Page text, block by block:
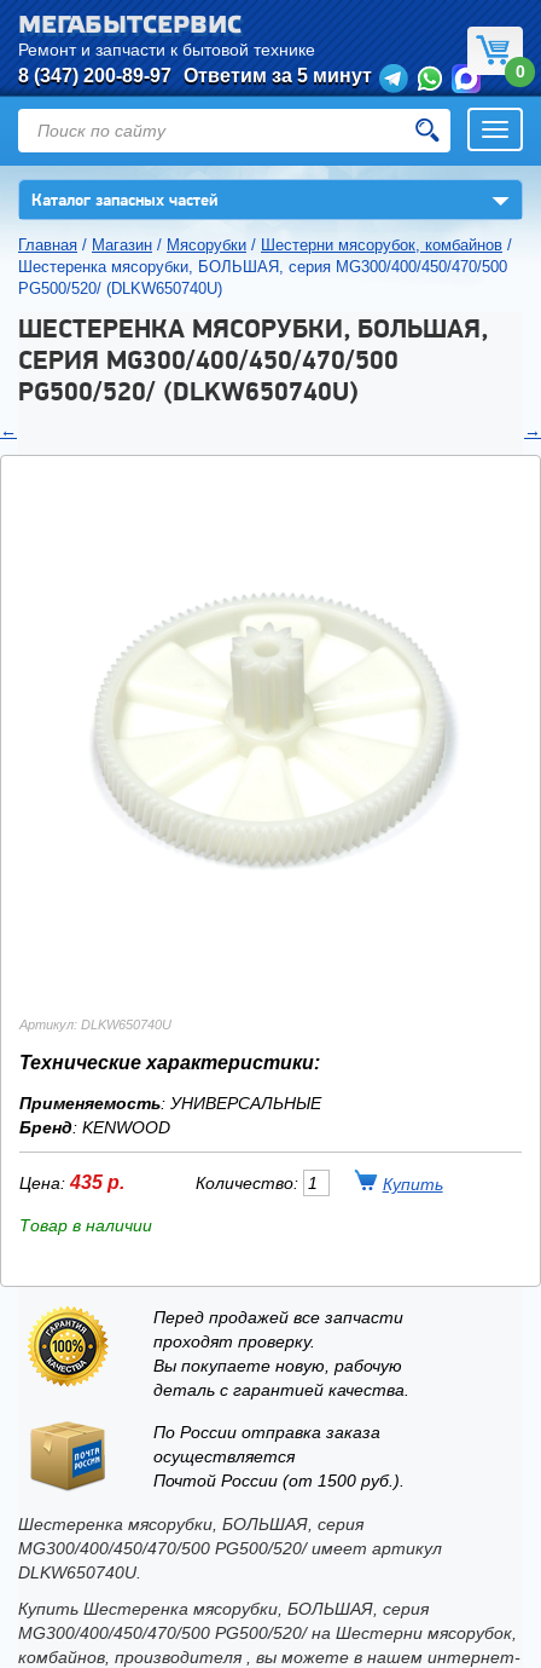
МЕГАБЫТСЕРВИС
Ремонт и запчасти к бытовой технике
8 (347) 200-89-97 Ответим за 5 минут 0
Каталог запасных частей ▼
Главная / Магазин / Мясорубки / Шестерни мясорубок, комбайнов /
Шестеренка мясорубки, БОЛЬШАЯ, серия MG300/400/450/470/500
PG500/520/ (DLKW650740U)
ШЕСТЕРЕНКА МЯСОРУБКИ, БОЛЬШАЯ,
СЕРИЯ MG300/400/450/470/500
PG500/520/ (DLKW650740U)
← →
Артикул: DLKW650740U
Технические характеристики:
Применяемость: УНИВЕРСАЛЬНЫЕ
Бренд: KENWOOD
Цена:435 р. Количество:
Товар в наличии
Перед продажей все запчасти
проходят проверку.
Вы покупаете новую, рабочую
деталь с гарантией качества.
По России отправка заказа
осуществляется
Почтой России (от 1500 руб.).
Шестеренка мясорубки, БОЛЬШАЯ, серия
MG300/400/450/470/500 PG500/520/ имеет артикул
DLKW650740U.
Купить Шестеренка мясорубки, БОЛЬШАЯ, серия
MG300/400/450/470/500 PG500/520/ на Шестерни мясорубок,
комбайнов, производителя , вы можете в нашем интернет-